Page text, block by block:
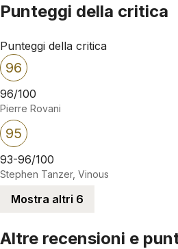
Punteggi della critica
Punteggi della critica
96
96/100
Pierre Rovani
95
93-96/100
Stephen Tanzer, Vinous
Mostra altri 6
Altre recensioni e